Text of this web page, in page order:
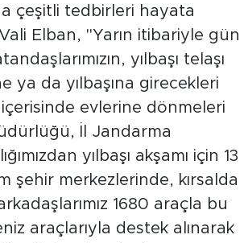
çeşitli tedbirleri hayata
Elban, "Yarın itibariyle gün
yılbaşı telaşı
ya da yılbaşına girecekleri
evlerine dönmeleri
İl Jandarma
yılbaşı akşamı için 13
şehir merkezlerinde, kırsalda
1680 araçla bu
araçlarıyla destek alınarak